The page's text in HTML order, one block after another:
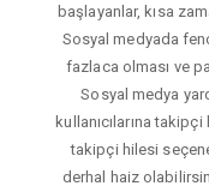
başlayanlar, kısa
Sosyal medyada
fazlaca olması ve
Sosyal medya
kullanıcılarına
takipçi hilesi
derhal haiz